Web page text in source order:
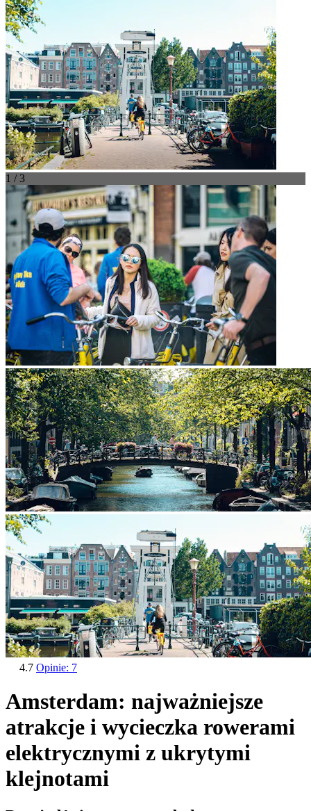
1 / 3
4.7 Opinie: 7
Amsterdam: najważniejsze
atrakcje i wycieczka rowerami
elektrycznymi z ukrytymi
klejnotami